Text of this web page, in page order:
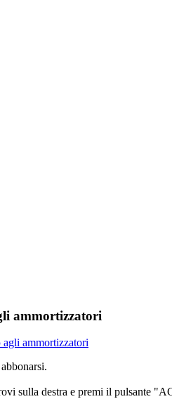
ammortizzatori
agli ammortizzatori
sulla destra e premi il pulsante